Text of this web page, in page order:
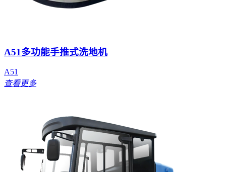
A51多功能手推式洗地机
A51
查看更多